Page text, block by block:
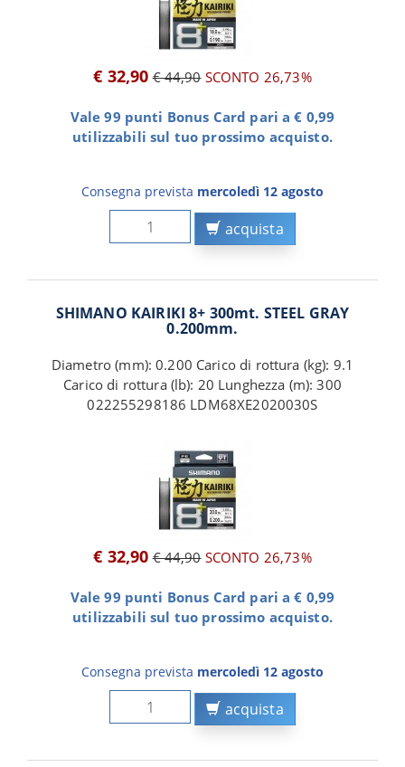
€ 32,90 € 44,90SCONTO 26,73%
Vale 99 punti Bonus Card pari a € 0,99
utilizzabili sul tuo prossimo acquisto.
Consegna prevista mercoledì 12 agosto
acquista
SHIMANO KAIRIKI 8+ 300mt. STEEL GRAY
0.200mm.
Diametro (mm): 0.200 Carico di rottura (kg): 9.1
Carico di rottura (lb): 20 Lunghezza (m): 300
022255298186 LDM68XE2020030S
€ 32,90 € 44,90SCONTO 26,73%
Vale 99 punti Bonus Card pari a € 0,99
utilizzabili sul tuo prossimo acquisto.
Consegna prevista mercoledì 12 agosto
acquista